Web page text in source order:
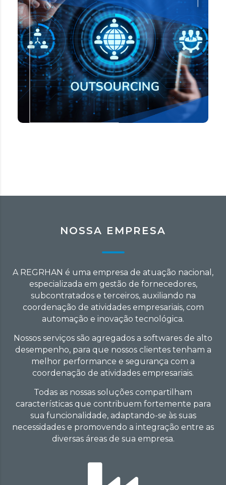
Terceirize seus principais serviços
administrativos e fiscalizadores, e ganhe mais
produtividade, foco no
core business
e
estratégia corporativa de seu negócio.
SAIBA MAIS
NOSSA EMPRESA
A REGRHAN é uma empresa de atuação nacional,
especializada em gestão de fornecedores,
subcontratados e terceiros, auxiliando na
coordenação de atividades empresariais, com
automação e inovação tecnológica.
Nossos serviços são agregados a softwares de alto
desempenho, para que nossos clientes tenham a
melhor performance e segurança com a
coordenação de atividades empresariais.
Todas as nossas soluções compartilham
características que contribuem fortemente para
sua funcionalidade, adaptando-se às suas
necessidades e promovendo a integração entre as
diversas áreas de sua empresa.